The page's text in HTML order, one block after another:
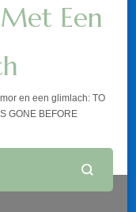
Een
en een glimlach: TO
GONE BEFORE